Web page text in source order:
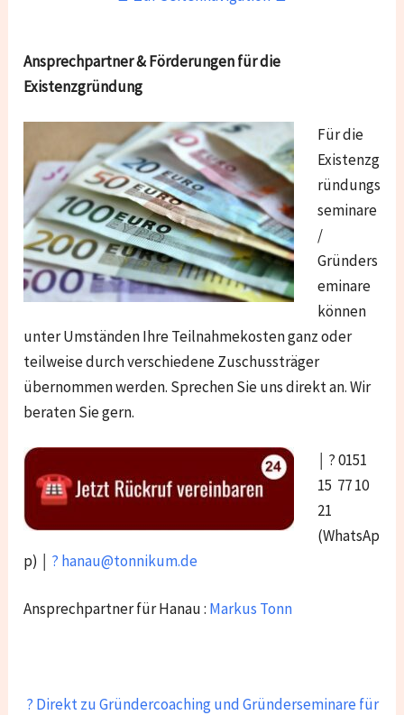
Ansprechpartner & Förderungen für die
Existenzgründung
Für die
Existenzg
ründungs
seminare
/
Gründers
eminare
können
unter Umständen Ihre Teilnahmekosten ganz oder
teilweise durch verschiedene Zuschussträger
übernommen werden. Sprechen Sie uns direkt an. Wir
beraten Sie gern.
￨ ? 0151
15 77 10
21
(WhatsAp
p) ￨ ? hanau@tonnikum.de
Ansprechpartner für Hanau : Markus Tonn
? Direkt zu Gründercoaching und Gründerseminare für